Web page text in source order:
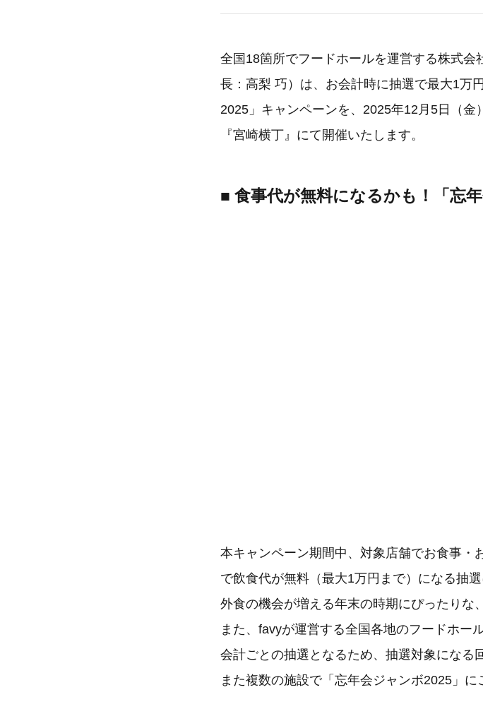
全国18箇所でフードホールを運営する株式
長：高梨 巧）は、お会計時に抽選で最大1万
2025」キャンペーンを、2025年12月5日（
『宮崎横丁』にて開催いたします。
■ 食事代が無料になるかも！「忘
本キャンペーン期間中、対象店舗でお食事・
で飲食代が無料（最大1万円まで）になる抽選
外食の機会が増える年末の時期にぴったりな
また、favyが運営する全国各地のフードホー
会計ごとの抽選となるため、抽選対象になる
また複数の施設で「忘年会ジャンボ2025」に